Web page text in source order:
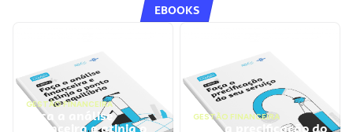
EBOOKS
GESTÃO FINANCEIRA
Faça a análise
financeira e atinja o
GESTÃO FINANCEIRA
Faça a precificação do